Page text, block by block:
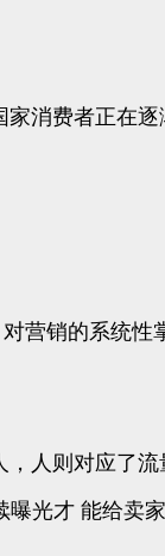
消费者正在
营销的系统
人则对应了
光才 能给卖